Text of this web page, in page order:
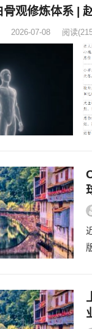
观修炼体系 |
2026-07-08 阅读